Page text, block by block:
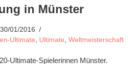
in Münster
30/01/2016
Ultimate, Ultimate, Weltmeisterschaft
Ultimate-Spielerinnen Münster.